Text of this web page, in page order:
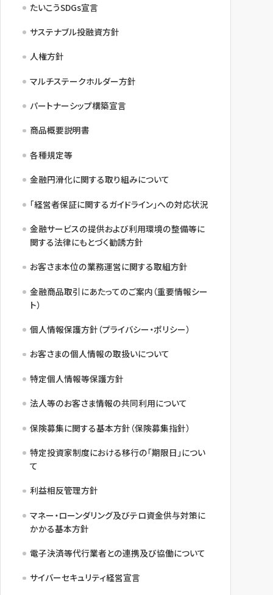
たいこうSDGs宣言
サステナブル投融資方針
人権方針
マルチステークホルダー方針
パートナーシップ構築宣言
商品概要説明書
各種規定等
金融円滑化に関する取り組みについて
「経営者保証に関するガイドライン」への対応状況
金融サービスの提供および利用環境の整備等に
関する法律にもとづく勧誘方針
お客さま本位の業務運営に関する取組方針
金融商品取引にあたってのご案内（重要情報シー
ト）
個人情報保護方針（プライバシー・ポリシー）
お客さまの個人情報の取扱いについて
特定個人情報等保護方針
法人等のお客さま情報の共同利用について
保険募集に関する基本方針（保険募集指針）
特定投資家制度における移行の「期限日」につい
て
利益相反管理方針
マネー・ローンダリング及びテロ資金供与対策に
かかる基本方針
電子決済等代行業者との連携及び協働について
サイバーセキュリティ経営宣言